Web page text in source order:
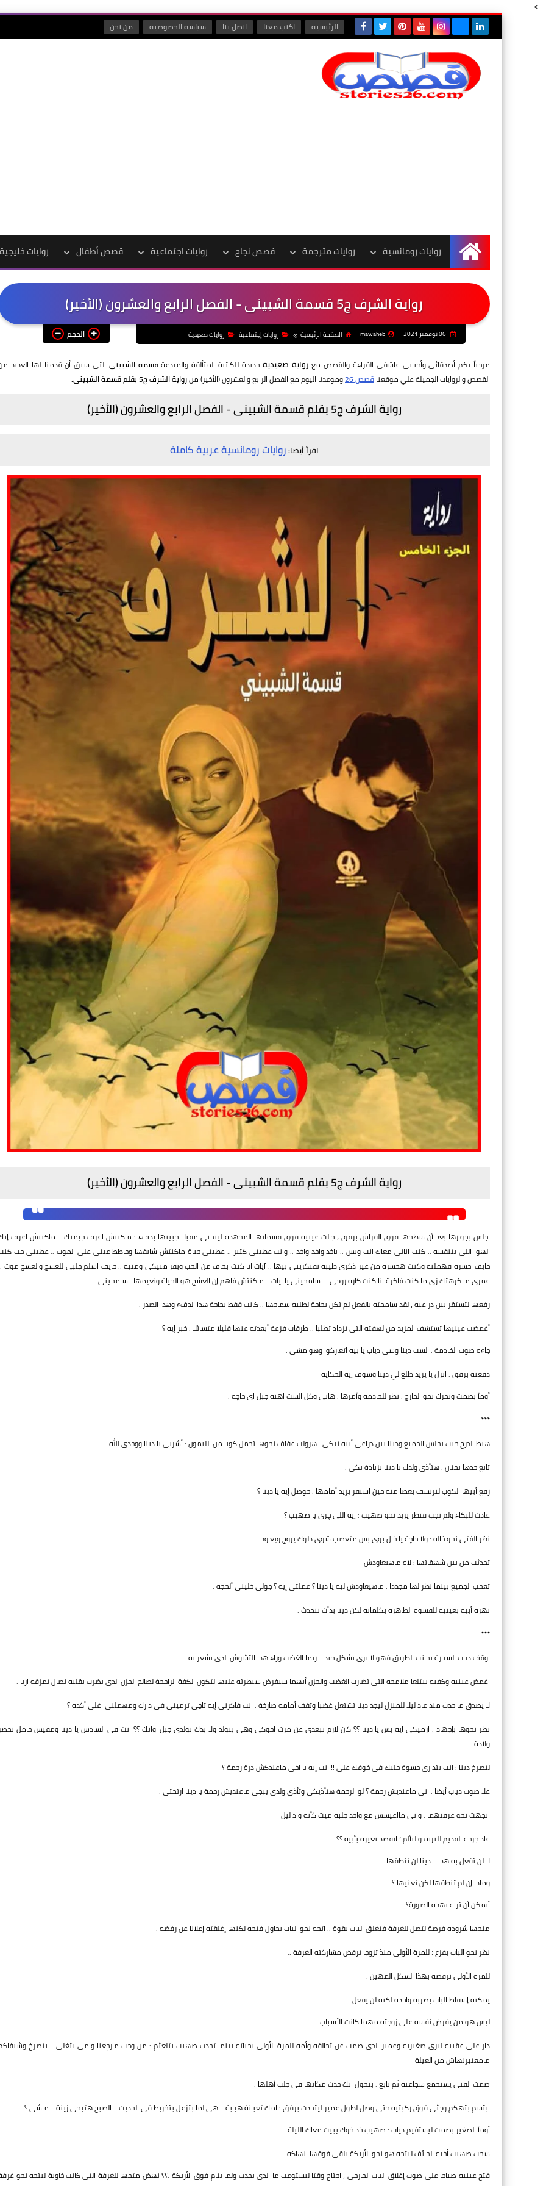
-->
الرئيسية اكتب معنا اتصل بنا سياسة الخصوصية من نحن
الرئيسية
روايات رومانسية روايات مترجمة قصص نجاح روايات اجتماعية قصص أطفال روايات خليجية
رواية الشرف ج5 قسمة الشبينى - الفصل الرابع والعشرون (الأخير)
mawaheb الصفحة الرئيسية روايات إجتماعية روايات صعيدية الحجم
مرحباً بكم أصدقائي وأحبابي عاشقي القراءة والقصص مع رواية صعيديةجديدة للكاتبة المتألقة والمبدعةقسمة الشبينى التي سبق أن قدمنا لها العديد
القصص والروايات الجميلة علي موقعناقصص 26 وموعدنا اليوم مع الفصل الرابع والعشرون (الأخير) منرواية الشرف ج5 بقلم قسمة الشبينى.
رواية الشرف ج5 بقلم قسمة الشبينى - الفصل الرابع والعشرون (الأخير)
اقرأ أيضا:روايات رومانسية عربية كاملة
رواية الشرف ج5 بقلم قسمة الشبينى - الفصل الرابع والعشرون (الأخير)
جلس بجوارها بعد أن سطحها فوق الفراش برفق ، جالت عينيه فوق قسماتها المجهدة لينحنى مقبلا جبينها بدفء : ماكنتش اعرف جيمتك .. ماكنتش اعرف
الهوا اللى بتنفسه .. كنت انانى معاك انت وبس .. باخد واخد واخد .. وانت عطيتى كتير .. عطيتى حياة ماكنتش شايفها وحاطط عينى على الموت .. عطيتى حب
خايف اخسره فهملته وكنت هخسره من غير ذكرى طيبة تفتكرينى بيها .. آيات انا كنت بخاف من الحب وبفر منيكى ومنيه .. خايف اسلم جلبى للعشج والعشج موت
عمرى ما كرهتك زى ما كنت فاكرة انا كنت كاره روحى ... سامحيني يا آيات .. ماكنتش فاهم إن العشج هو الحياة ونعيمها ..سامحينى
رفعها لتستقر بين ذراعيه ، لقد سامحته بالفعل لم تكن بحاجة لطلبه سماحها .. كانت فقط بحاجة هذا الدفء وهذا الصدر .
أغمضت عينيها تستشف المزيد من لهفته التى تزداد تطلبا .. طرقات فزعة أبعدته عنها قليلا متسائلا : خبر إيه ؟
جاءه صوت الخادمة : الست دينا وسى دياب يا بيه اتعاركوا وهو مشى .
دفعته برفق : انزل يا يزيد طلع لي دينا وشوف إيه الحكاية
أومأ بصمت وتحرك نحو الخارج . نظر للخادمة وأمرها : هاتى وكل الست اهنه جبل اى حاچة .
***
هبط الدرج حيث يجلس الجميع ودينا بين ذراعي أبيه تبكى . هرولت عفاف نحوها تحمل كوبا من الليمون : أشربى يا دينا ووحدى الله .
تابع جدها بحنان : هتأذى ولدك يا دينا بزيادة بكى .
رفع أبيها الكوب لترتشف بعضا منه حين استقر يزيد أمامها : حوصل إيه يا دينا ؟
عادت للبكاء ولم تجب فنظر يزيد نحو صهيب : إيه اللى چرى يا صهيب ؟
نظر الفتى نحو خاله : ولا حاچة يا خال بوى بس متعصب شوى دلوك يروج ويعاود
تحدثت من بين شهقاتها : لاه ماهيعاودش
تعجب الجميع بينما نظر لها مجددا : ماهيعاودش ليه يا دينا ؟ عملتى إيه ؟ جولى خلينى ألحجه .
نهره أبيه بعينيه للقسوة الظاهرة بكلماته لكن دينا بدأت تتحدث .
***
اوقف دياب السيارة بجانب الطريق فهو لا يرى بشكل جيد .. ربما الغضب وراء هذا التشوش الذى يشعر به .
اغمض عينيه وكفيه يبتلعا ملامحه التى تضارب الغضب والحزن أيهما سيفرض سيطرته عليها لتكون الكفة الراجحة لصالح الحزن الذى يضرب بقلبه نصال تمزقه اربا .
لا يصدق ما حدث منذ عاد ليلا للمنزل ليجد دينا تشتعل غضبا وتقف أمامه صارخة : انت فاكرنى إيه تاچى ترمينى فى دارك ومهملنى اغلى أكده ؟
نظر نحوها بإجهاد : ارميكى ايه بس يا دينا ؟؟ كان لازم تبعدى عن مرت اخوكى وهى بتولد ولا بدك تولدى جبل اوانك ؟؟ انت فى السادس يا دينا ومفيش حامل
ولادة
لتصرخ دينا : انت بتدارى جسوة جلبك فى خوفك على !! انت إيه يا اخى ماعندكش ذرة رحمة ؟
علا صوت دياب أيضا : انى ماعنديش رحمة ؟ لو الرحمة هتأذيكى وتأذى ولدى يبجى ماعنديش رحمة يا دينا ارتحتى .
اتجهت نحو غرفتهما : وانى مااعيشش مع واحد جلبه ميت كأنه واد ليل
عاد جرحه القديم للنزف والتألم ؛ اتقصد تعيره بأبيه ؟؟
لا لن تفعل به هذا .. دينا لن تنطقها .
وماذا إن لم تنطقها لكن تعنيها ؟
أيمكن أن تراه بهذه الصورة؟
منحها شروده فرصة لتصل للغرفة فتغلق الباب بقوة .. اتجه نحو الباب يحاول فتحه لكنها إغلقته إعلانا عن رفضه .
نظر نحو الباب بفزع ؛ للمرة الأولى منذ تزوجا ترفض مشاركته الغرفة ..
للمرة الأولى ترفضه بهذا الشكل المهين .
يمكنه إسقاط الباب بضربة واحدة لكنه لن يفعل ..
ليس هو من يفرض نفسه على زوجته مهما كانت الأسباب ..
دار على عقبيه ليرى صغيريه وعمير الذى صمت عن تحالفه وأمه للمرة الأولى بحياته بينما تحدث صهيب بتلعثم : من وجت مارچعنا وامى بتغلى .. بتصرخ
مامعتبرنهاش من العيلة
صمت الفتى يستجمع شجاعته ثم تابع : بتجول انك خدت مكانها فى جلب أهلها .
ابتسم بتهكم وجثى فوق ركبتيه حتى وصل لطول عمير ليتحدث برفق : امك تعبانة هبابة .. هى لما بتزعل بتخربط فى الحديت .. الصبح هتبجى زينة .. ماشى ؟
أومأ الصغير بصمت ليستقيم دياب : صهيب خد خوك يبيت معاك الليلة .
سحب صهيب أخيه الخائف ليتجه هو نحو الأريكة يلقى فوقها انهاكه ..
فتح عينيه صباحا على صوت إغلاق الباب الخارجى ، احتاج وقتا ليستوعب ما الذى يحدث ولما ينام فوق الأريكة .؟؟ نهض متجها للغرفة التى كانت خاوية ليتجه نحو